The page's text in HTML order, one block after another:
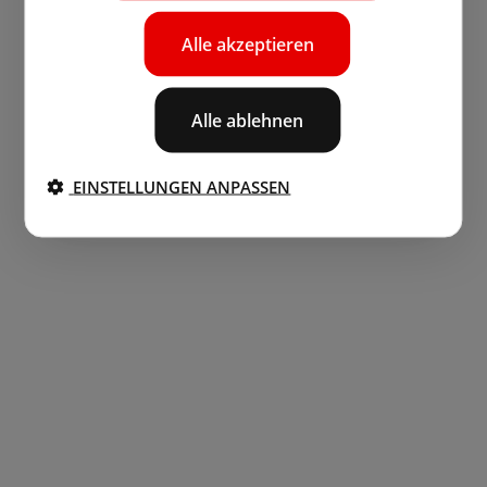
Alle akzeptieren
Alle ablehnen
EINSTELLUNGEN ANPASSEN